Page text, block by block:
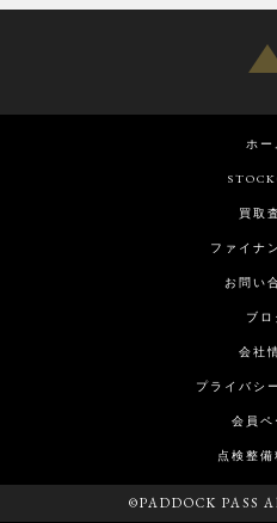
ホー
買取
ファイナ
お問い
ブロ
会社
プライバシ
会員ペ
点検整備
©PADDOCK PASS